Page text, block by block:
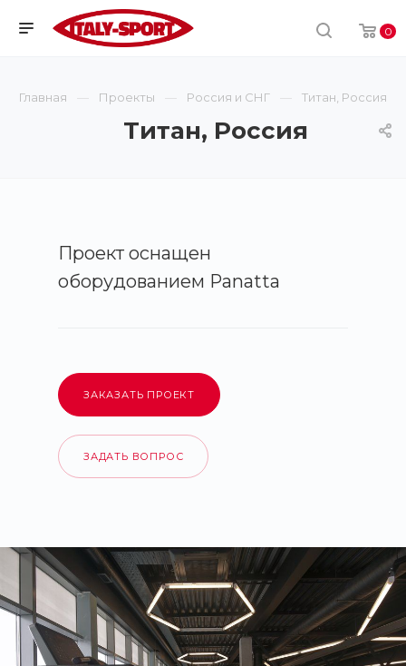
0
Главная Проекты Россия и СНГ Титан, Россия
Титан, Россия
Проект оснащен
оборудованием Panatta
ЗАКАЗАТЬ ПРОЕКТ
ЗАДАТЬ ВОПРОС